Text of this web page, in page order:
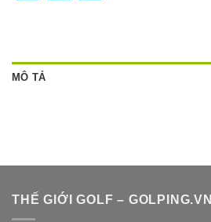
MÔ TẢ
THẾ GIỚI GOLF – GOLPING.VN